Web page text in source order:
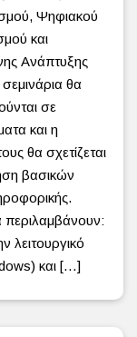
Ψηφιακού
και
Ανάπτυξης
θα
σε
και η
θα σχετίζεται
βασικών
περιλαμβάνουν:
λειτουργικό
και […]